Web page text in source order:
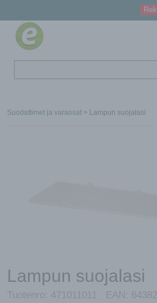
Suodattimet ja varaosat > Lampun suojalasi
Lampun suojalasi
Tuotenro: 471011011 EAN: